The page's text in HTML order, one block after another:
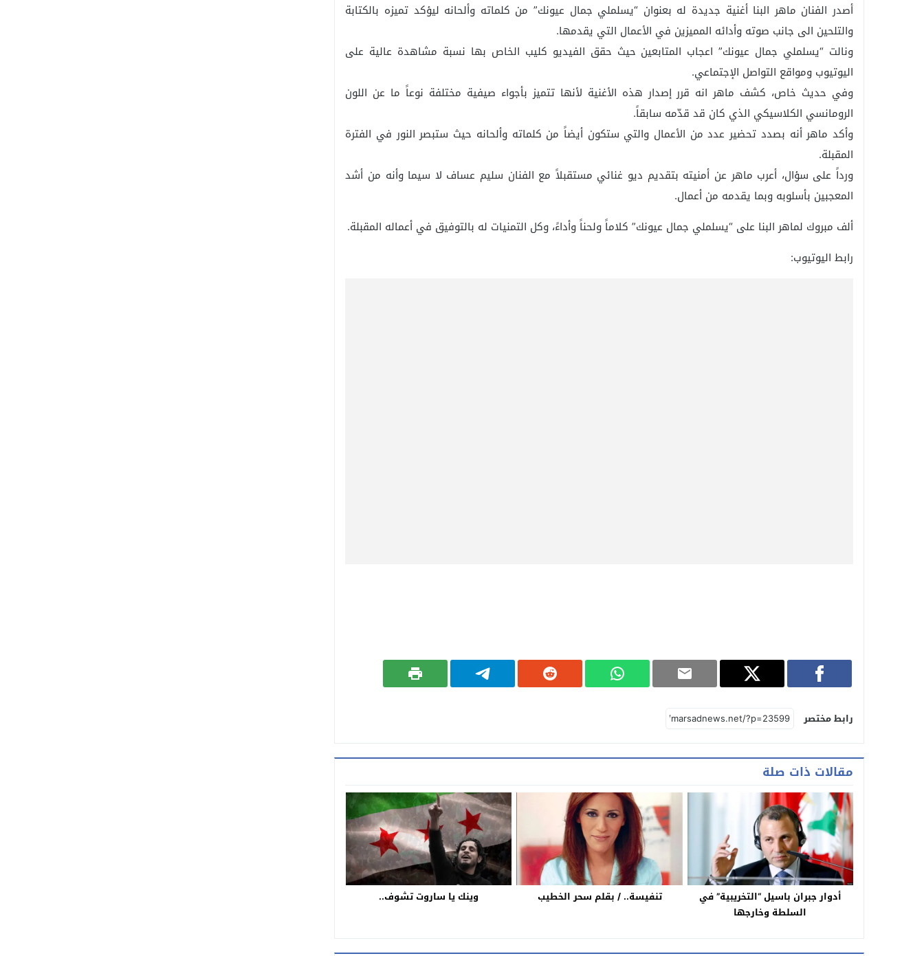
أصدر الفنان ماهر البنا أغنية جديدة له بعنوان “يسلملي جمال عيونك” من كلماته وألحانه ليؤكد تميزه بالكتابة
والتلحين الى جانب صوته وأدائه المميزين في الأعمال التي يقدمها.
ونالت “يسلملي جمال عيونك” اعجاب المتابعين حيث حقق الفيديو كليب الخاص بها نسبة مشاهدة عالية على
اليوتيوب ومواقع التواصل الإجتماعي.
وفي حديث خاص، كشف ماهر انه قرر إصدار هذه الأغنية لأنها تتميز بأجواء صيفية مختلفة نوعاً ما عن اللون
الرومانسي الكلاسيكي الذي كان قد قدّمه سابقاً.
وأكد ماهر أنه بصدد تحضير عدد من الأعمال والتي ستكون أيضاً من كلماته وألحانه حيث ستبصر النور في الفترة
المقبلة.
ورداً على سؤال، أعرب ماهر عن أمنيته بتقديم ديو غنائي مستقبلاً مع الفنان سليم عساف لا سيما وأنه من أشد
المعجبين بأسلوبه وبما يقدمه من أعمال.
ألف مبروك لماهر البنا على “يسلملي جمال عيونك” كلاماً ولحناً وأداءً، وكل التمنيات له بالتوفيق في أعماله المقبلة.
رابط اليوتيوب:
رابط مختصر
مقالات ذات صلة
أدوار جبران باسيل “التخريبية” في
السلطة وخارجها
تنفيسة.. / بقلم سحر الخطيب وينك يا ساروت تشوف..